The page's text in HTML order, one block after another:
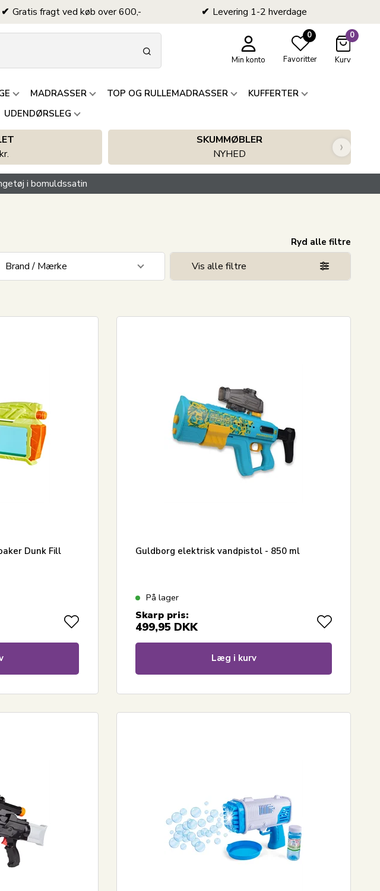
Gratis fragt ved køb over 600,- Levering 1-2 hverdage
Min konto
0
Favoritter
0
Kurv
MADRASSER TOP OG RULLEMADRASSER
KUFFERTER
UDENDØRSLEG
SKUMMØBLER
NYHED
›
i bomuldssatin
Ryd alle filtre
Brand / Mærke
Vis alle filtre
Dunk Fill
Guldborg elektrisk vandpistol - 850 ml
På lager
Skarp pris:
499,95 DKK
Læg i kurv